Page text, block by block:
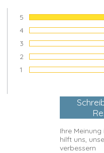
5
4
3
2
1
Ihre
hilft uns,
verbessern